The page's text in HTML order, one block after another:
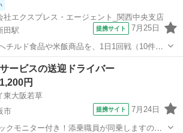
社エクスプレス・エージェント_関西中央支店
田駅
提携サイト 7月25日
チルド食品や米飯商品を、1日1回戦（10件
円 ☆応募後の流れ☆ 担当
鴻池新田駅 ドライバー
ービスの送迎ドライバー
円
東大阪若草
市
提携サイト 7月24日
クモニター付き！添乗職員が同乗しますので